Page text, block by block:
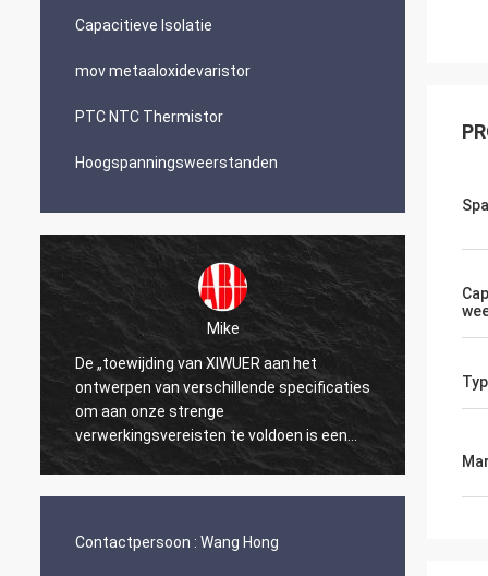
Capacitieve Isolatie
mov metaaloxidevaristor
PTC NTC Thermistor
Hoogspanningsweerstanden
Mike
De „toewijding van XIWUER aan het
ontwerpen van verschillende specificaties
om aan onze strenge
verwerkingsvereisten te voldoen is een
testament aan onze jaren van onderzoek
Contactpersoon : Wang Hong